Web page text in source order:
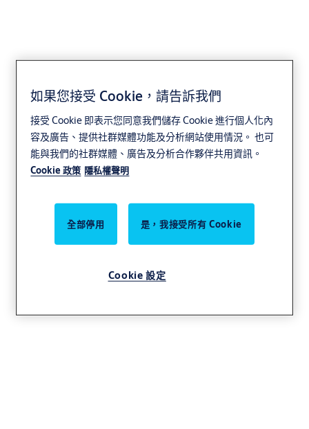
如果您接受 Cookie，請告訴我們
接受 Cookie 即表示您同意我們儲存 Cookie 進行個人化內
容及廣告、提供社群媒體功能及分析網站使用情況。 也可
能與我們的社群媒體、廣告及分析合作夥伴共用資訊。
Cookie 政策 隱私權聲明
全部停用 是，我接受所有 Cookie
Cookie 設定